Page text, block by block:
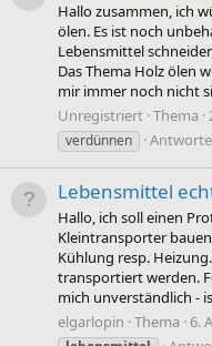
Hallo zusammen, ich
ölen. Es ist noch
Lebensmittel
Das Thema Holz ölen
mir immer noch nicht
Unregistriert Thema
verdünnen
Lebensmittel
Hallo, ich soll einen
Kleintransporter
Kühlung resp.
transportiert werden.
mich unverständlich -
elgarlopin Thema 6.